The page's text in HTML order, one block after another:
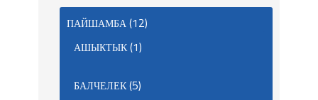
ПАЙШАМБА(12)
АШЫКТЫК(1)
БАЛЧЕЛЕК(5)